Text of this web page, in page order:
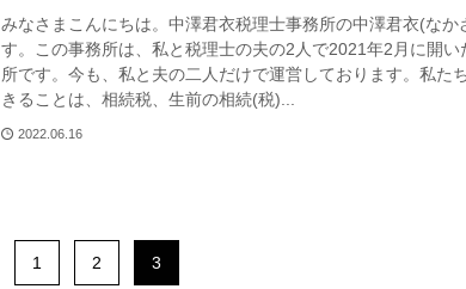
みなさまこんにちは。中澤君衣税理士事務所の中澤君衣(なか
す。この事務所は、私と税理士の夫の2人で2021年2月に開い
所です。今も、私と夫の二人だけで運営しております。私た
きることは、相続税、生前の相続(税)...
2022.06.16
1 2 3